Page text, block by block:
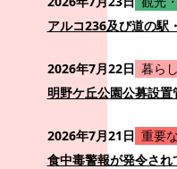
アルコ236及び道の駅
2026年7月22日 暮ら
明野ケ丘公園公募設置
2026年7月21日 重要
食中毒警報が発令され